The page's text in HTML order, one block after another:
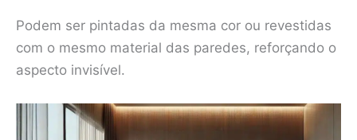
Podem ser pintadas da mesma cor ou revestidas
com o mesmo material das paredes, reforçando o
aspecto invisível.